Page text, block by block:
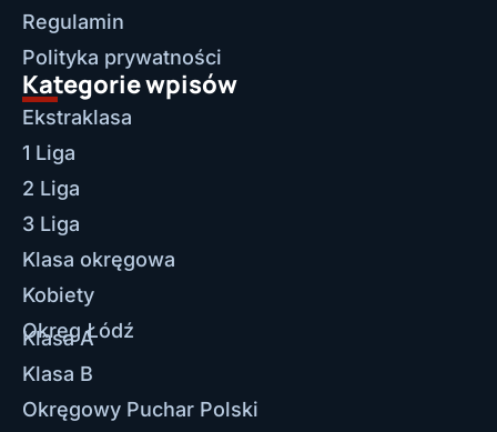
Regulamin
Polityka prywatności
Kategorie wpisów
Ekstraklasa
1 Liga
2 Liga
3 Liga
Klasa okręgowa
Kobiety
Okręg Łódź
Klasa A
Klasa B
Okręgowy Puchar Polski